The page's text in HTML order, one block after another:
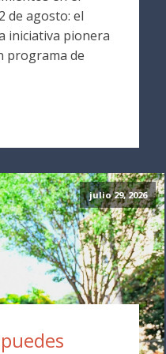
de agosto: el
iniciativa pionera
programa de
julio 29, 2026